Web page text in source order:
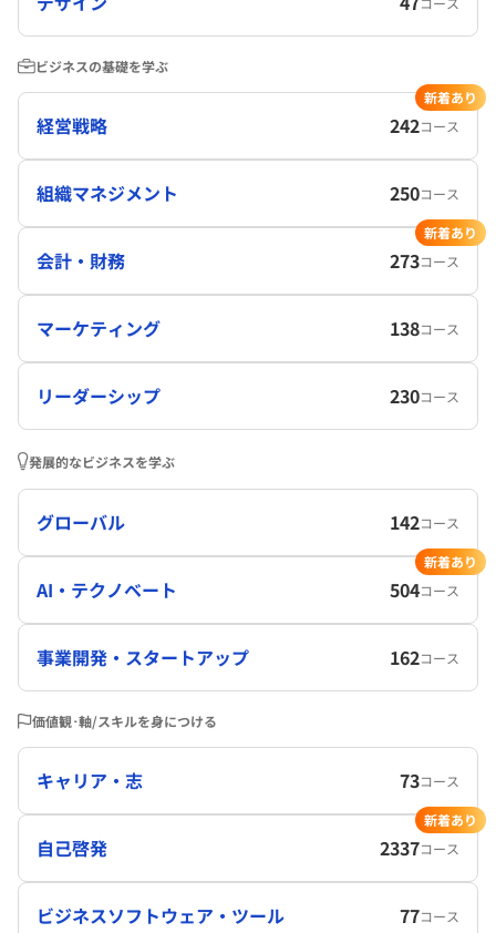
ビジネスの基礎を学ぶ
経営戦略 242コース
新着あり
組織マネジメント 250コース
会計・財務 273コース
新着あり
マーケティング 138コース
リーダーシップ 230コース
発展的なビジネスを学ぶ
グローバル 142コース
AI・テクノベート 504コース
新着あり
事業開発・スタートアップ 162コース
価値観･軸/スキルを身につける
キャリア・志 73コース
自己啓発 2337コース
新着あり
ビジネスソフトウェア・ツール 77コース